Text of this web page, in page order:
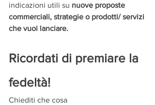
indicazioni utili su nuove proposte
commerciali, strategie o prodotti/ servizi
che vuoi lanciare.
Ricordati di premiare la
fedeltà!
Chiediti che cosa